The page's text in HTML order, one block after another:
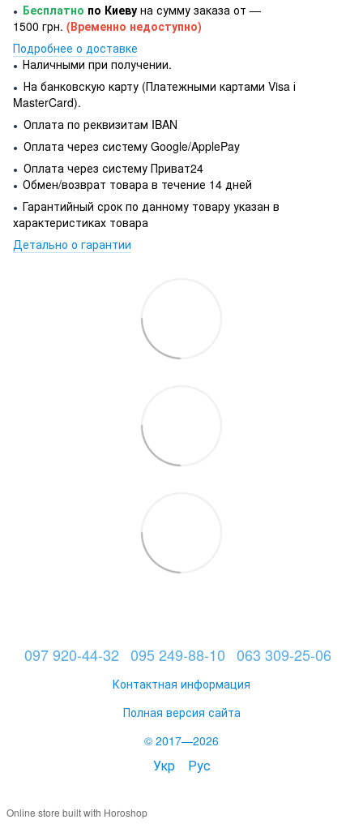
● Бесплатно по Киеву на сумму заказа от —
1500 грн. (Временно недоступно)
Подробнее о доставке
● Наличными при получении.
● На банковскую карту (Платежными картами Visa і
MasterCard).
● Оплата по реквизитам IBAN
● Оплата через систему Google/ApplePay
● Оплата через систему Приват24
● Обмен/возврат товара в течение 14 дней
● Гарантийный срок по данному товару указан в
характеристиках товара
Детально о гарантии
097 920-44-32 095 249-88-10 063 309-25-06
Контактная информация
Полная версия сайта
© 2017—2026
Укр Рус
Online store built with Horoshop